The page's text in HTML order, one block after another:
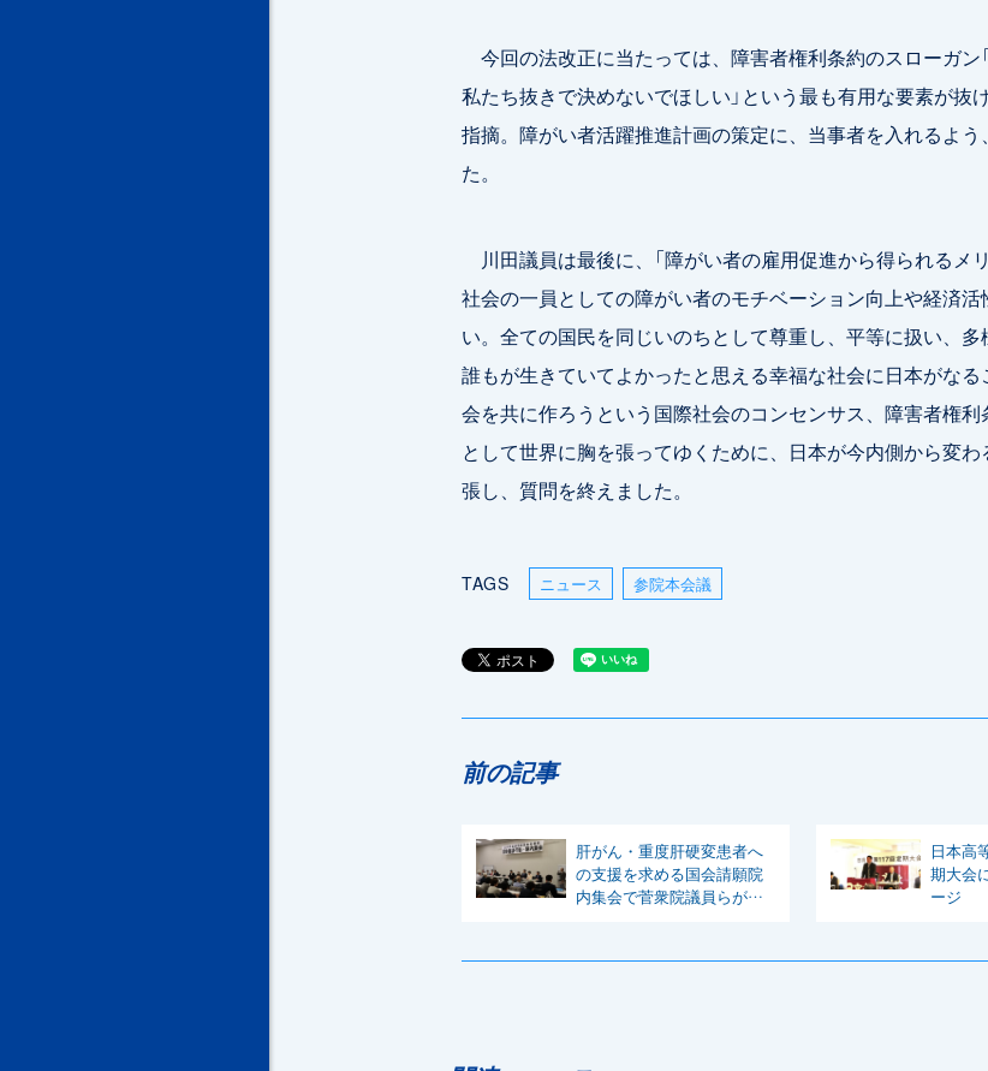
今回の法改正に当たっては、障害者権利条約のスローガン
私たち抜きで決めないでほしい」という最も有用な要素が抜
指摘。障がい者活躍推進計画の策定に、当事者を入れるよう
た。
川田議員は最後に、「障がい者の雇用促進から得られるメ
社会の一員としての障がい者のモチベーション向上や経済活
い。全ての国民を同じいのちとして尊重し、平等に扱い、
誰もが生きていてよかったと思える幸福な社会に日本がな
会を共に作ろうという国際社会のコンセンサス、障害者権
として世界に胸を張ってゆくために、日本が今内側から変わ
張し、質問を終えました。
TAGS ニュース 参院本会議
前の記事
肝がん・重度肝硬変患者へ
の支援を求める国会請願院
内集会で菅衆院議員らがあ
日本高
期大会
ージ